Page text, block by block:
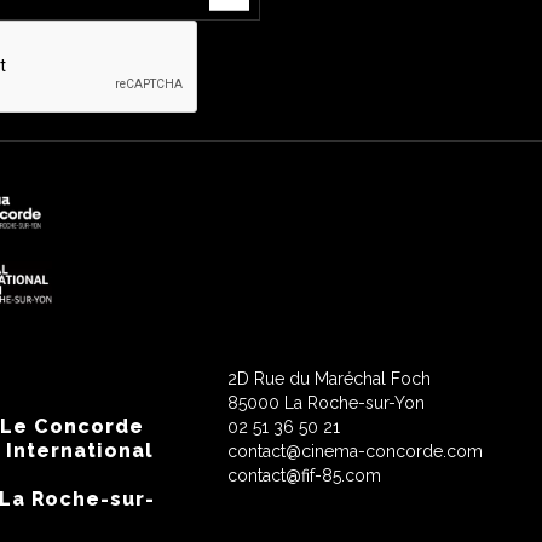
Concorde
International
Roche-sur-
2D Rue du Maréchal Foch
85000 La Roche-sur-Yon
02 51 36 50 21
contact@cinema-concorde.com
contact@fif-85.com